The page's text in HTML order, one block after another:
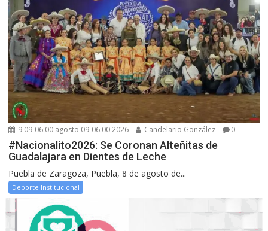
9 09-06:00 agosto 09-06:00 2026 Candelario González 0
#Nacionalito2026: Se Coronan Alteñitas de
Guadalajara en Dientes de Leche
Puebla de Zaragoza, Puebla, 8 de agosto de...
Deporte Institucional